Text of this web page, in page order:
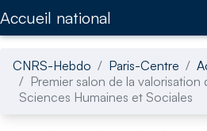
Accueil national
CNRS-Hebdo Paris-Centre
Premier salon de la
Sciences Humaines et Sociales